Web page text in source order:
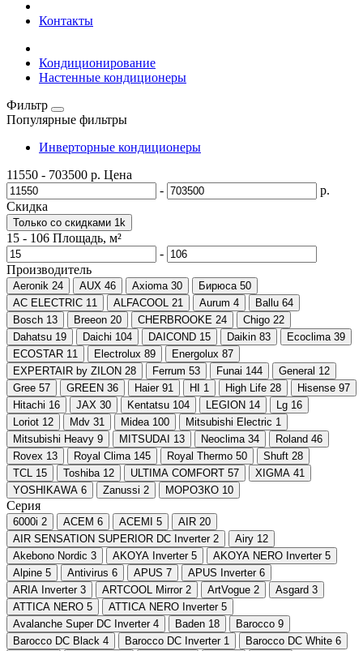
Контакты
Кондиционирование
Настенные кондиционеры
Фильтр
Популярные фильтры
Инверторные кондиционеры
11550 - 703500 р. Цена
-
р.
Скидка
Только со cкидками 1k
15 - 106 Площадь, м²
-
Производитель
Aeronik 24 AUX 46 Axioma 30 Бирюса 50
AC ELECTRIC 11 ALFACOOL 21 Aurum 4 Ballu 64
Bosch 13 Breeon 20 CHERBROOKE 24 Chigo 22
Dahatsu 19 Daichi 104 DAICOND 15 Daikin 83 Ecoclima 39
ECOSTAR 11 Electrolux 89 Energolux 87
EXPERTAIR by ZILON 28 Ferrum 53 Funai 144 General 12
Gree 57 GREEN 36 Haier 91 HI 1 High Life 28 Hisense 97
Hitachi 16 JAX 30 Kentatsu 104 LEGION 14 Lg 16
Loriot 12 Mdv 31 Midea 100 Mitsubishi Electric 1
Mitsubishi Heavy 9 MITSUDAI 13 Neoclima 34 Roland 46
Rovex 13 Royal Clima 145 Royal Thermo 50 Shuft 28
TCL 15 Toshiba 12 ULTIMA COMFORT 57 XIGMA 41
YOSHIKAWA 6 Zanussi 2 МОРОЗКО 10
Серия
6000i 2 ACEM 6 ACEMI 5 AIR 20
AIR SENSATION SUPERIOR DC Inverter 2 Airy 12
Akebono Nordic 3 AKOYA Inverter 5 AKOYA NERO Inverter 5
Alpine 5 Antivirus 6 APUS 7 APUS Inverter 6
ARIA Inverter 3 ARTCOOL Mirror 2 ArtVogue 2 Asgard 3
ATTICA NERO 5 ATTIСA NERO Inverter 5
Avalanche Super DC Inverter 4 Baden 18 Barocco 9
Barocco DC Black 4 Barocco DC Inverter 1 Barocco DC White 6